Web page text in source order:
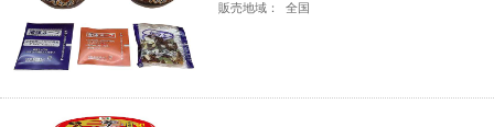
販売地域： 全国